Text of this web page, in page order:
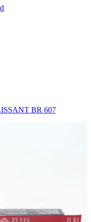
BR 607